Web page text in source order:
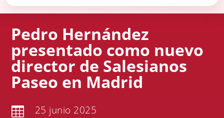
Pedro Hernández
presentado como nuevo
director de Salesianos
Paseo en Madrid
 25 junio 2025